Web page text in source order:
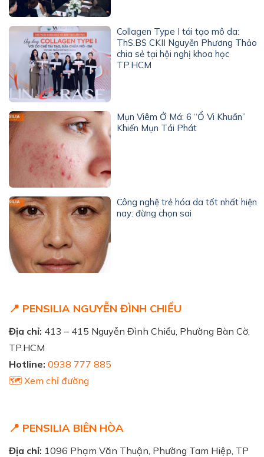
Collagen Type I tái tạo mô da:
ThS.BS CKII Nguyễn Phương Thảo
chia sẻ tại hội nghị khoa học
TP.HCM
Mụn Viêm Ở Má: 6 “Ổ Vi Khuẩn”
Khiến Mụn Tái Phát
Công nghệ trẻ hóa da tốt nhất hiện
nay: đừng chọn sai
📍 PENSILIA NGUYỄN ĐÌNH CHIỂU
Địa chỉ: 413 – 415 Nguyễn Đình Chiểu, Phường Bàn Cờ,
TP.HCM
Hotline: 0938 777 885
🗺️ Xem chỉ đường
📍 PENSILIA BIÊN HÒA
Địa chỉ: 1096 Phạm Văn Thuận, Phường Tam Hiệp, TP